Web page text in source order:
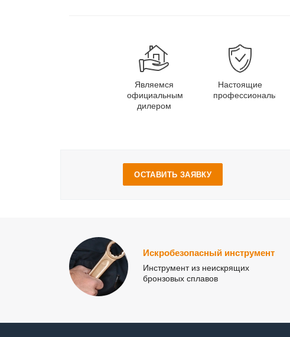
Являемся
официальным
дилером
Настоящие
профессионалы
ОСТАВИТЬ ЗАЯВКУ
Искробезопасный инструмент
Инструмент из неискрящих
бронзовых сплавов